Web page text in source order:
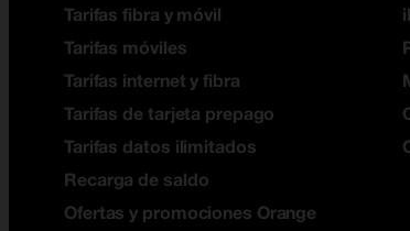
Tarifas fibra y móvil
Tarifas móviles
Tarifas internet y fibra
Tarifas de tarjeta prepago
Tarifas datos ilimitados
Recarga de saldo
Ofertas y promociones Orange